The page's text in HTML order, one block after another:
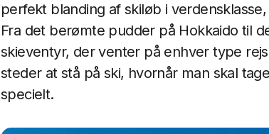
perfekt blanding af skiløb i
Fra det berømte pudder på Hokkaido til
skieventyr, der venter på enhver type
steder at stå på ski, hvornår man skal
specielt.